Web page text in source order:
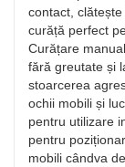
contact,
curăță perfect
Curățare
fără greutate și
stoarcerea
ochii mobili și
pentru utilizare
pentru
mobili cândva